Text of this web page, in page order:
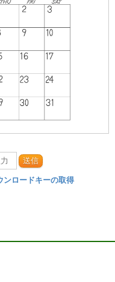
送信
ンロードキーの取得